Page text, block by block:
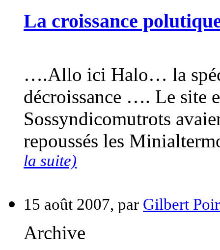
La croissance
….Allo ici Halo… la
décroissance …. Le
Sossyndicomutrots
repoussés les
la suite)
15 août 2007, par Gilbert
Archive